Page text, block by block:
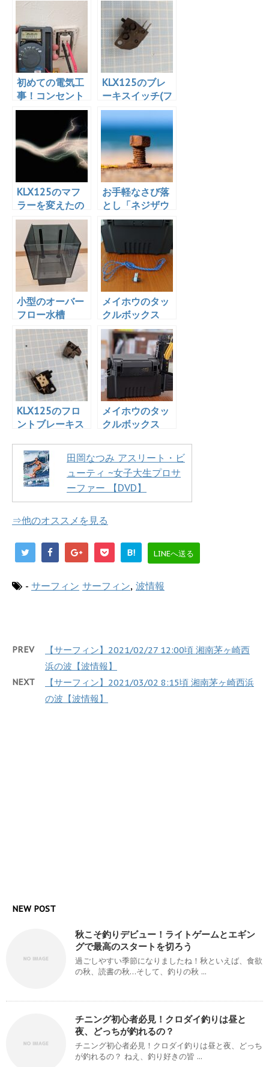
初めての電気工
事！コンセント
を2口から3口に
変更！作業時間
は10分
KLX125のブレ
ーキスイッチ(フ
ロント)がぶっ壊
れたので交換し
KLX125のマフ
ラーを変えたの
でスパークプラ
グをNGKイリジ
ウムに変更！
お手軽なさび落
とし「ネジザウ
ルスリキッド 錆
取り剤 泡タイ
プ」を使ってみ
た！
小型のオーバー
フロー水槽
「GEX グラステ
リア アグス ブ
ラック OF-
230」を買っ
た！
メイホウのタッ
クルボックス
「VS-7055」を
プチ改造！ツー
ル＆タオル掛け
を作成！
KLX125のフロ
ントブレーキス
てみた
メイホウのタッ
クルボックス
マイズもした
ぞ！
田岡なつみ アスリート・ビ
ューティ ~女子大生プロサ
ーファー 【DVD】
⇒他のオススメを見る
B! LINEへ送る
- サーフィン サーフィン, 波情報
PREV
【サーフィン】2021/02/27 12:00頃 湘南茅ヶ崎西
浜の波【波情報】
NEXT
【サーフィン】2021/03/02 8:15頃 湘南茅ヶ崎西浜
の波【波情報】
NEW POST
秋こそ釣りデビュー！ライトゲームとエギン
グで最高のスタートを切ろう
過ごしやすい季節になりましたね！秋といえば、食欲
の秋、読書の秋…そして、釣りの秋 ...
チニング初心者必見！クロダイ釣りは昼と
夜、どっちが釣れるの？
チニング初心者必見！クロダイ釣りは昼と夜、どっち
が釣れるの？ ねえ、釣り好きの皆 ...